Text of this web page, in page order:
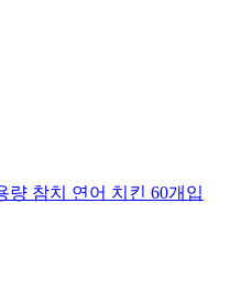
량 참치 연어 치킨 60개입